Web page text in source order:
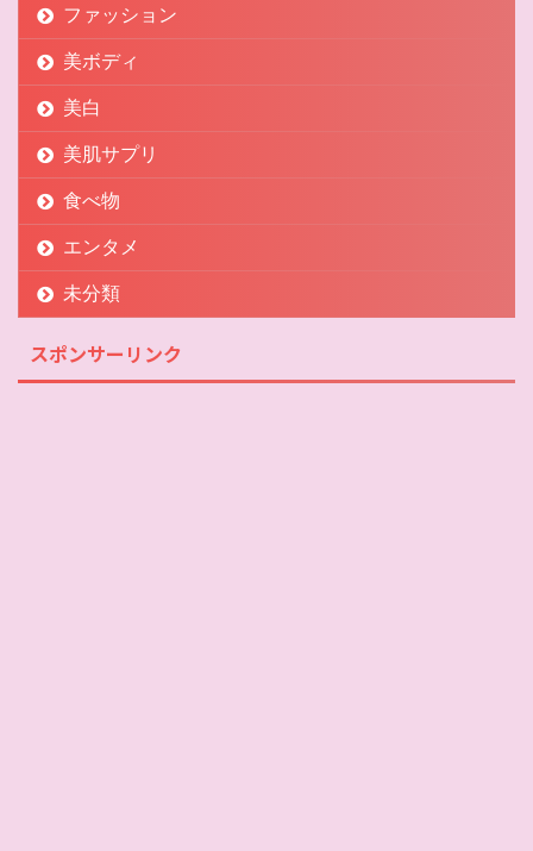
ファッション
美ボディ
美白
美肌サプリ
食べ物
エンタメ
未分類
スポンサーリンク